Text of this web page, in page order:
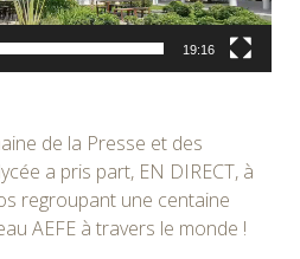
19:16
de la Presse et des
a pris part, EN DIRECT, à
regroupant une centaine
AEFE à travers le monde !